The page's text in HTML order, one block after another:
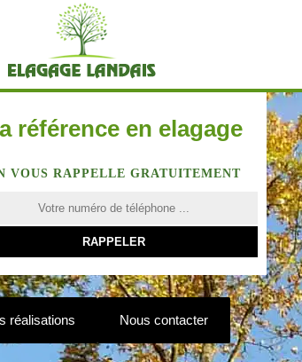
référence en elagage
VOUS RAPPELLE GRATUITEMENT
réalisations Nous contacter